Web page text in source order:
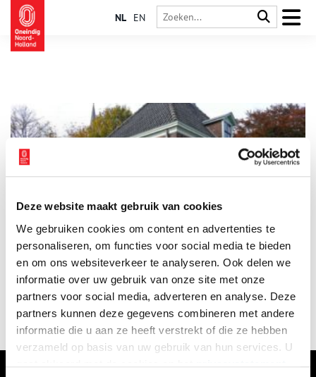
Deze website maakt gebruik van cookies
We gebruiken cookies om content en advertenties te
personaliseren, om functies voor social media te bieden
en om ons websiteverkeer te analyseren. Ook delen we
informatie over uw gebruik van onze site met onze
partners voor social media, adverteren en analyse. Deze
partners kunnen deze gegevens combineren met andere
informatie die u aan ze heeft verstrekt of die ze hebben
verzameld op basis van uw gebruik van hun services. U
NL EN
Het Raadhuis van Schellinkhout is een bijzonder achttiende-
eeuws gebouw, dat vroeger ook dienst deed als waag.
Tegenwoordig heeft het de functie van bibliotheek gekregen.